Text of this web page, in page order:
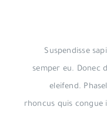
Suspendisse
semper eu. Donec
eleifend.
rhoncus quis congue